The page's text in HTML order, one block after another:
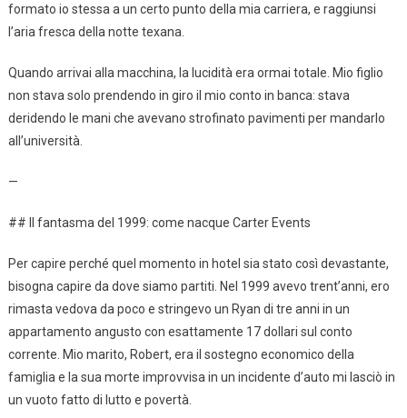
formato io stessa a un certo punto della mia carriera, e raggiunsi
l’aria fresca della notte texana.
Quando arrivai alla macchina, la lucidità era ormai totale. Mio figlio
non stava solo prendendo in giro il mio conto in banca: stava
deridendo le mani che avevano strofinato pavimenti per mandarlo
all’università.
—
## Il fantasma del 1999: come nacque Carter Events
Per capire perché quel momento in hotel sia stato così devastante,
bisogna capire da dove siamo partiti. Nel 1999 avevo trent’anni, ero
rimasta vedova da poco e stringevo un Ryan di tre anni in un
appartamento angusto con esattamente 17 dollari sul conto
corrente. Mio marito, Robert, era il sostegno economico della
famiglia e la sua morte improvvisa in un incidente d’auto mi lasciò in
un vuoto fatto di lutto e povertà.